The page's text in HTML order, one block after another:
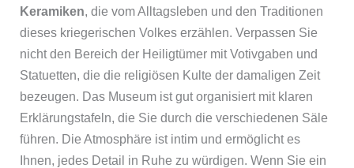
Keramiken, die vom Alltagsleben und den Traditionen
dieses kriegerischen Volkes erzählen. Verpassen Sie
nicht den Bereich der Heiligtümer mit Votivgaben und
Statuetten, die die religiösen Kulte der damaligen Zeit
bezeugen. Das Museum ist gut organisiert mit klaren
Erklärungstafeln, die Sie durch die verschiedenen Säle
führen. Die Atmosphäre ist intim und ermöglicht es
Ihnen, jedes Detail in Ruhe zu würdigen. Wenn Sie ein